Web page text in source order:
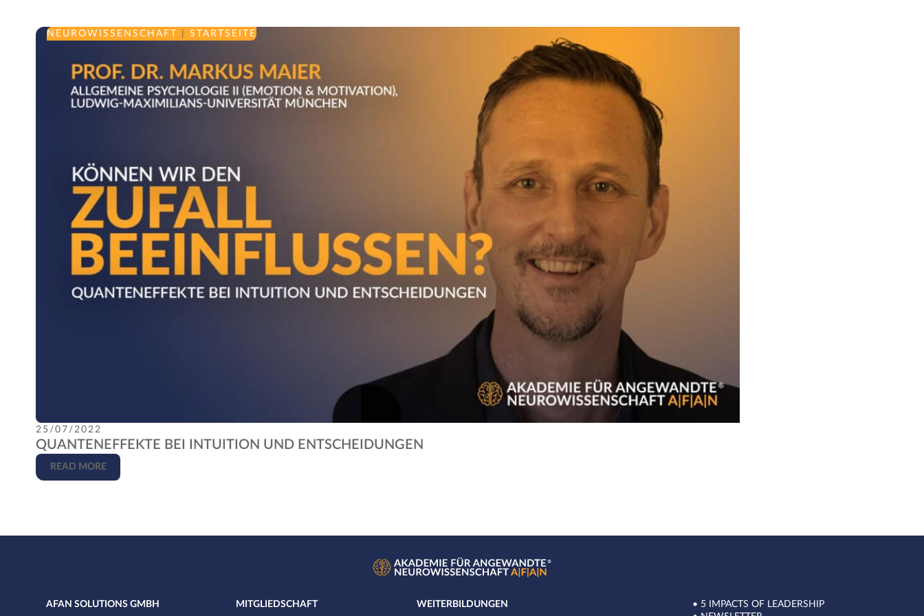
25/07/2022
QUANTENEFFEKTE BEI INTUITION UND ENTSCHEIDUNGEN
READ MORE
NEUROWISSENSCHAFT |STARTSEITE
AFAN SOLUTIONS GMBH MITGLIEDSCHAFT WEITERBILDUNGEN • 5 IMPACTS OF LEADERSHIP